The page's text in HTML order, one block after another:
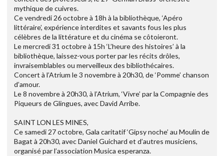
mythique de cuivres.
Ce vendredi 26 octobre à 18h à la bibliothèque, ‘Apéro
littéraire’, expérience interdites et savants fous les plus
célèbres de la littérature et du cinéma se côtoieront.
Le mercredi 31 octobre à 15h ‘L’heure des histoires’ à la
bibliothèque, laissez-vous porter par les récits drôles,
invraisemblables ou merveilleux des bibliothécaires.
Concert à l’Atrium le 3 novembre à 20h30, de ‘Pomme’ chanson
d’amour.
Le 8 novembre à 20h30, à l’Atrium, ‘Vivre’ par la Compagnie des
Piqueurs de Glingues, avec David Arribe.
SAINT LON LES MINES,
Ce samedi 27 octobre, Gala caritatif ‘Gipsy noche’ au Moulin de
Bagat à 20h30, avec Daniel Guichard et d’autres musiciens,
organisé par l’association Musica esperanza.